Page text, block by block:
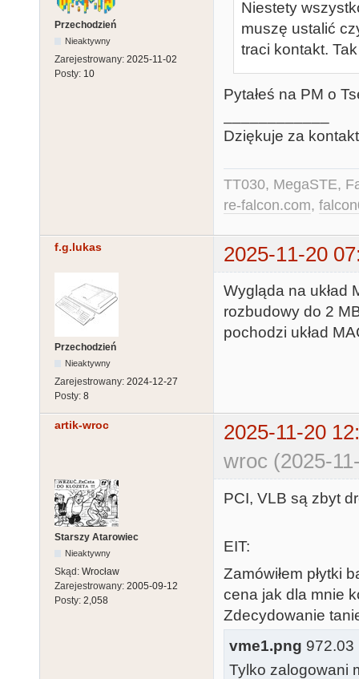
Przechodzień
Nieaktywny
Zarejestrowany: 2025-11-02
Posty: 10
Niestety
muszę ustalić
traci kontakt.
Pytałeś na PM o
Dziękuje za
TT030, MegaSTE,
re-falcon.com,
f.g.lukas 2025-11-20
Przechodzień
Nieaktywny
Zarejestrowany: 2024-12-27
Posty: 8
Wygląda na układ
rozbudowy do 2
pochodzi układ
artik-wroc
2025-11-20
wroc (2025-
Starszy Atarowiec
Nieaktywny
Skąd: Wrocław
Zarejestrowany: 2005-09-12
Posty: 2,058
PCI, VLB są zbyt
EIT:
Zamówiłem płytki
cena jak dla mnie
Zdecydowanie
vme1.png 972.03
Tylko zalogowani